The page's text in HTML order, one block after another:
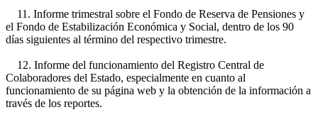
11. Informe trimestral sobre el Fondo de Reserva de Pensiones y
el Fondo de Estabilización Económica y Social, dentro de los 90
días siguientes al término del respectivo trimestre.
12. Informe del funcionamiento del Registro Central de
Colaboradores del Estado, especialmente en cuanto al
funcionamiento de su página web y la obtención de la información a
través de los reportes.